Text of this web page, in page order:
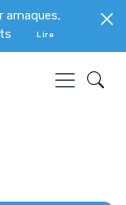
arnaques,
Lire